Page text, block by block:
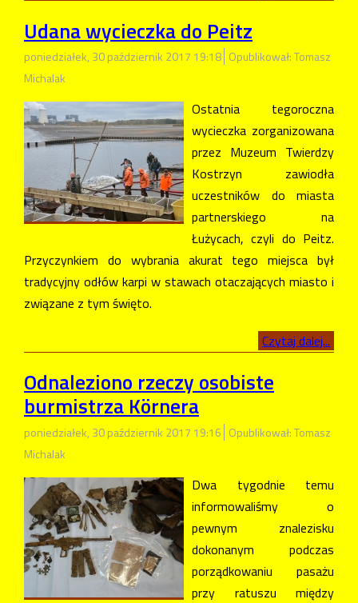
Udana wycieczka do Peitz
poniedziałek, 30 październik 2017 19:18 Opublikował: Tomasz
Michalak
Ostatnia tegoroczna
wycieczka zorganizowana
przez Muzeum Twierdzy
Kostrzyn zawiodła
uczestników do miasta
partnerskiego na
Łużycach, czyli do Peitz.
Przyczynkiem do wybrania akurat tego miejsca był
tradycyjny odłów karpi w stawach otaczających miasto i
związane z tym święto.
Czytaj dalej...
Odnaleziono rzeczy osobiste
burmistrza Körnera
poniedziałek, 30 październik 2017 19:16 Opublikował: Tomasz
Michalak
Dwa tygodnie temu
informowaliśmy o
pewnym znalezisku
dokonanym podczas
porządkowaniu pasażu
przy ratuszu między